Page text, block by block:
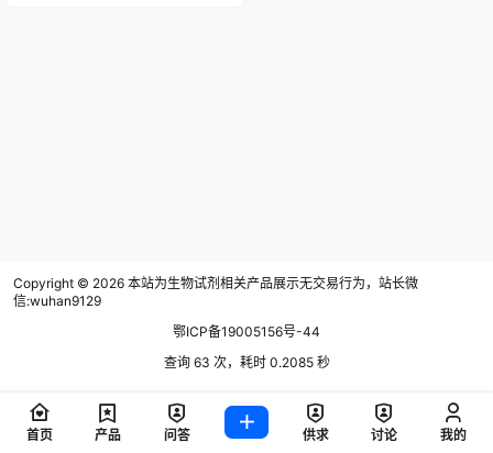
Copyright © 2026 本站为生物试剂相关产品展示无交易行为，站长微
信:wuhan9129
鄂ICP备19005156号-44
查询 63 次，耗时 0.2085 秒
首页 产品 问答 供求 讨论 我的